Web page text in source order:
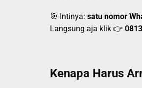
🎯 Intinya: satu nomor
Langsung aja klik 👉
Kenapa Harus